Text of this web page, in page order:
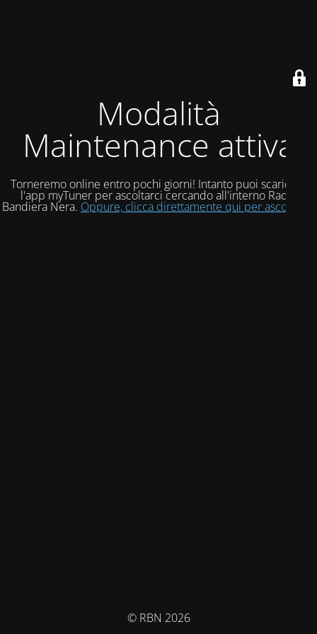
Modalità
Maintenance attiva
Torneremo online entro pochi giorni! Intanto puoi scaricare
l'app myTuner per ascoltarci cercando all'interno Radio
Bandiera Nera. Oppure, clicca direttamente qui per ascoltarci!
© RBN 2026